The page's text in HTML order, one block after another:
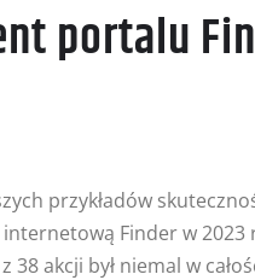
portalu
przykładów
Finder w
38 akcji był niemal w